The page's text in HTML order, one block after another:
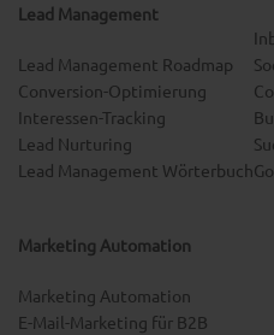
Lead Management
Lead Management Roadmap
Conversion-Optimierung
Interessen-Tracking
Lead Nurturing
Lead Management Wörterbuch
Marketing Automation
Marketing Automation
E-Mail-Marketing für B2B